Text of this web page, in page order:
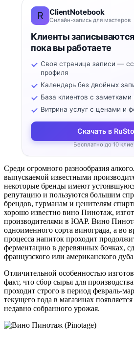
R ClientNotebook
Онлайн-запись для мастеров
Клиенты
пока вы работаете
Своя страница записи —
профиля
Календарь без двойных
База клиентов с заметками
Витрина услуг с ценами и
Скачать в
Бесплатно до 10
Среди огромного разнообразия
выпускаемой известными
некоторые бренды имеют
репутацию и пользуются большим
брендов, гурманам и ценителям
хорошо известно вино Пинотаж,
производителями в ЮАР. Вино
одноименного сорта винограда, а во
процесса напиток проходит
ферментацию в деревянных бочках,
французского или американского
Отличительной особенностью
факт, что сбор сырья для
проходит строго в период февраль-
текущего года в магазинах
недавно собранного урожая.